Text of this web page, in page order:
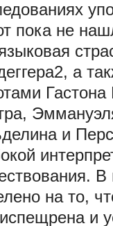
пока не
а
и
В
на то,
и